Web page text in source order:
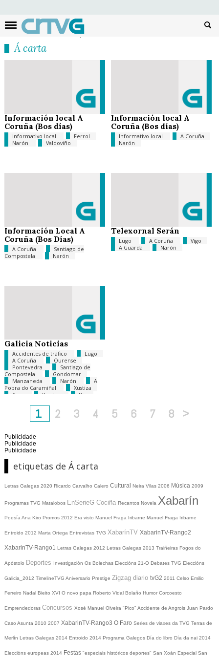
Á carta
Información local A
Coruña (Bos días)
Informativo local
Ferrol
Narón
Valdoviño
Información local A
Coruña (Bos días)
Informativo local
A Coruña
Narón
Información Local A
Coruña (Bos Días)
A Coruña
Santiago de
Compostela
Narón
Telexornal Serán
Lugo A Coruña
Vigo
A Guarda
Narón
Galicia Noticias
Accidentes de tráfico
Lugo
A Coruña
Ourense
Pontevedra
Santiago de
Compostela
Gondomar
Manzaneda
Narón
A
Pobra do Caramiñal
Xustiza
Agro
Roubos
Diana
Solidariedade
1 2 3 4 5 6 7 8 >
Publicidade
Publicidade
Publicidade
etiquetas de Á carta
Letras Galegas 2020 Ricardo Carvalho Calero Cultural Neira Vilas 2006 Música 2009
Programas TVG Matalobos EnSerieG Cociña Recantos Novela Xabarín
Poesía Ana Kiro Promos 2012 Era visto Manuel Fraga Iribarne Manuel Fraga Iribarne
Entroido 2012 Marta Ortega Entrevistas TVG XabarínTV XabarinTV-Rango2
XabarinTV-Rango1 Letras Galegas 2012 Letras Galegas 2013 Traiñeiras Fogos do
Apóstolo Deportes Investigación Os Bolechas Eleccións 21-O Debates TVG Eleccións
Galicia_2012 TimelineTVG Aniversario Prestige Zigzag diario tvG2 2011 Celso Emilio
Ferreiro Nadal Bieito XVI O novo papa Roberto Vidal Bolaño Humor Corcoesto
Emprendedoras Concursos Xosé Manuel Olveira "Pico" Accidente de Angrois Juan Pardo
Caso Asunta 2010 2007 XabarinTV-Rango3 O Faro Series de viaxes da TVG Terras de
Merlín Letras Galegas 2014 Entroido 2014 Programa Galegos Día do libro Día da nai 2014
Eleccións europeas 2014 Festas "especiais históricos deportes" San Xoán Especial San